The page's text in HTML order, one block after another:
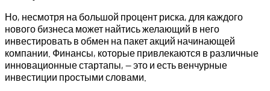
Но, несмотря на большой процент риска, для каждого
нового бизнеса может найтись желающий в него
инвестировать в обмен на пакет акций начинающей
компании. Финансы, которые привлекаются в различные
инновационные стартапы, — это и есть венчурные
инвестиции простыми словами.